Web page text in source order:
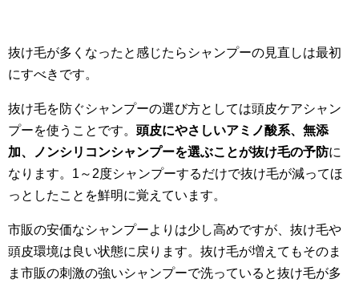
抜け毛が多くなったと感じたらシャンプーの見直しは最初
にすべきです。
抜け毛を防ぐシャンプーの選び方としては頭皮ケアシャン
プーを使うことです。 頭皮にやさしいアミノ酸系、無添
加、ノンシリコンシャンプーを選ぶことが抜け毛の予防に
なります。1～2度シャンプーするだけで抜け毛が減ってほ
っとしたことを鮮明に覚えています。
市販の安価なシャンプーよりは少し高めですが、抜け毛や
頭皮環境は良い状態に戻ります。抜け毛が増えてもそのま
ま市販の刺激の強いシャンプーで洗っていると抜け毛が多